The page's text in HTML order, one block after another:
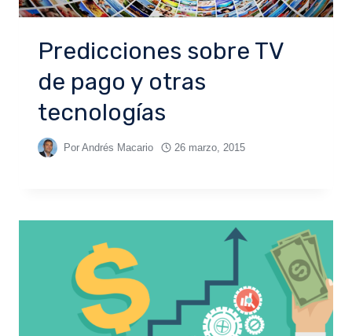
Predicciones sobre TV
de pago y otras
tecnologías
Por Andrés Macario 26 marzo, 2015